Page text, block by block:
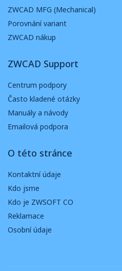
ZWCAD MFG (Mechanical)
Porovnání variant
ZWCAD nákup
ZWCAD Support
Centrum podpory
Často kladené otázky
Manuály a návody
Emailová podpora
O této stránce
Kontaktní údaje
Kdo jsme
Kdo je ZWSOFT CO
Reklamace
Osobní údaje